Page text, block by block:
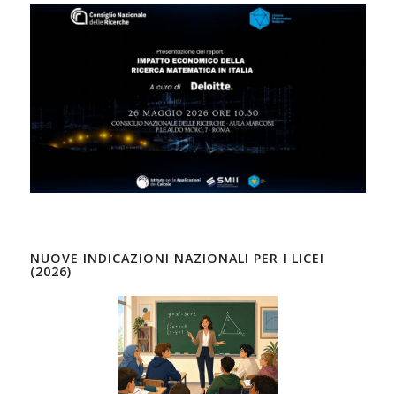
NUOVE INDICAZIONI NAZIONALI PER I LICEI
(2026)